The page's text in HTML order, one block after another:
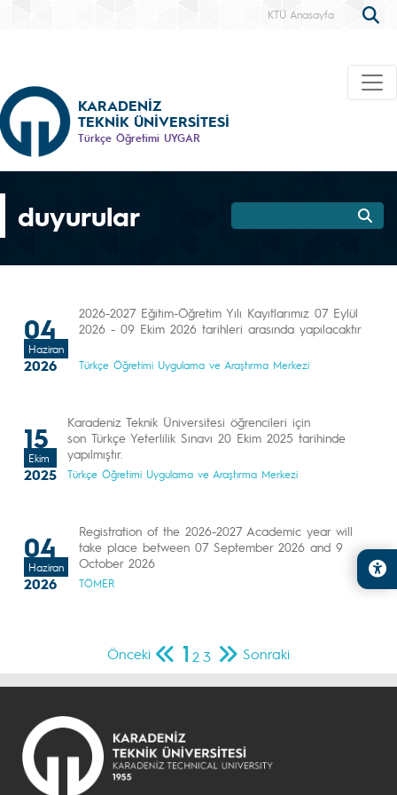
KTÜ Anasayfa
KARADENİZ
TEKNİK ÜNİVERSİTESİ
Türkçe Öğretimi UYGAR
duyurular
04
Haziran
2026
2026-2027 Eğitim-Öğretim Yılı Kayıtlarımız 07 Eylül
2026 - 09 Ekim 2026 tarihleri arasında yapılacaktır
Türkçe Öğretimi Uygulama ve Araştırma Merkezi
15
Ekim
2025
Karadeniz Teknik Üniversitesi öğrencileri için
son Türkçe Yeterlilik Sınavı 20 Ekim 2025 tarihinde
yapılmıştır.
Türkçe Öğretimi Uygulama ve Araştırma Merkezi
04
Haziran
2026
Registration of the 2026-2027 Academic year will
take place between 07 September 2026 and 9
October 2026
TÖMER
Önceki 1 23 Sonraki